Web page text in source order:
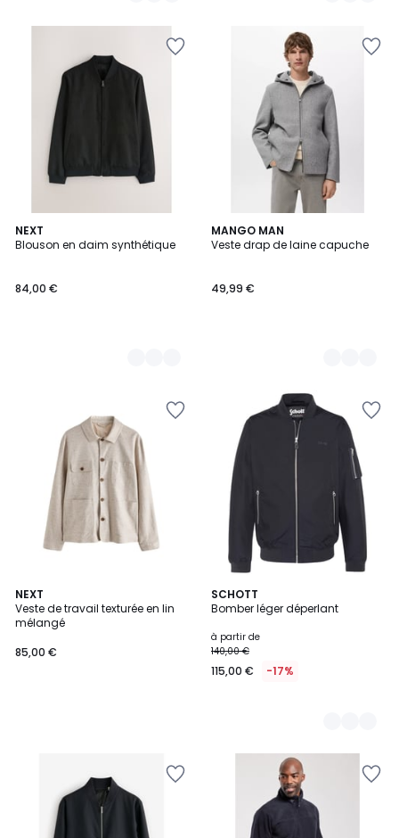
NEXT
Blouson en daim synthétique
84,00 €
2
Couleurs
MANGO MAN
Veste drap de laine capuche
49,99 €
2
Couleurs
NEXT
Veste de travail texturée en lin
mélangé
85,00 €
SCHOTT
Bomber léger déperlant
à partir de
140,00 €
115,00 € -17%
2
Couleurs